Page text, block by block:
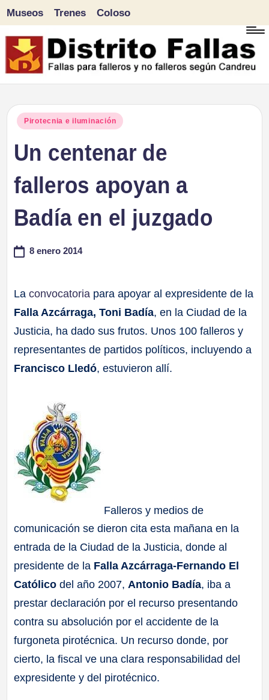
Saltar
al
Museos Trenes Coloso
Publicado
Pirotecnia e iluminación
Un centenar de
falleros apoyan a
Badía en el juzgado
8 enero 2014
Laconvocatoria para apoyar al expresidente de la
Falla Azcárraga, Toni Badía, en la Ciudad de la
Justicia, ha dado sus frutos. Unos 100 falleros y
representantes de partidos políticos, incluyendo a
Francisco Lledó, estuvieron allí.
Falleros y medios de
comunicación se dieron cita esta mañana en la
entrada de la Ciudad de la Justicia, donde al
presidente de la Falla Azcárraga-Fernando El
Católico del año 2007,Antonio Badía, iba a
prestar declaración por el recurso presentando
contra su absolución por el accidente de la
furgoneta pirotécnica. Un recurso donde, por
cierto, la fiscal ve una clara responsabilidad del
expresidente y del pirotécnico.